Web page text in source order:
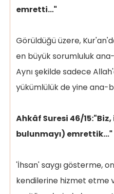
emretti…"
Görüldüğü üzere,
en büyük sorumluluk
Aynı şekilde sadece
yükümlülük de yine ana-
Ahkâf Suresi 46/
bulunmayı) emrettik…"
'İhsan' saygı gösterme,
kendilerine hizmet etme